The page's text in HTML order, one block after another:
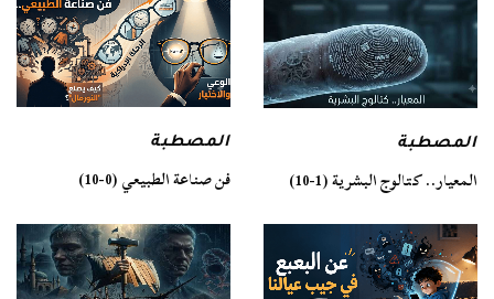
المصطبة
المعيار.. كتالوج البشرية (1-10)
المصطبة
فن صناعة الطبيعي (0-10)